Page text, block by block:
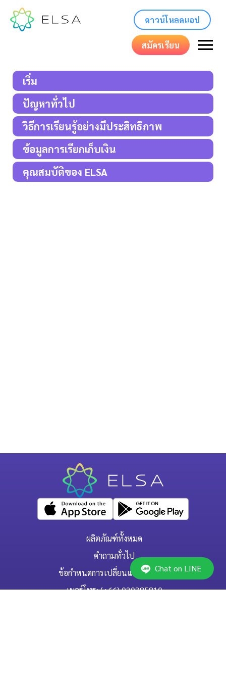
ดาวน์โหลดแอป
สมัครเรียน
เริ่ม
ปัญหาทั่วไป
วิธีการเรียนรู้อย่างมีประสิทธิภาพ
ข้อมูลการเรียกเก็บเงิน
คุณสมบัติของ ELSA
ผลิตภัณฑ์ทั้งหมด
คำถามทั่วไป
ข้อกำหนดการเปลี่ยนแปลง/ยกเลิก
เบอร์โทร: (+66) 020385810
Chat on LINE